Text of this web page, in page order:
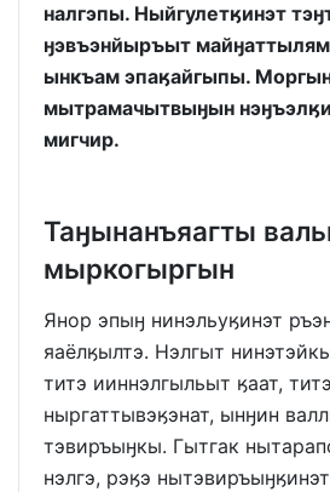
налгэпы. Ныйгулетӄинэт
ӈэвъэнйыръыт
ынкъам эпаӄайгыпы.
мытрамачытвыӈын
мигчир.
Таӈынанъяагты
мыркогыргын
Янор эпыӈ нинэльуӄинэт
яаёлӄылтэ. Нэлгыт
титэ ииннэлгыльыт ӄаат,
ныргаттывэӄэнат, ынӈин
тэвиръыӈкы. Гытгак
нэлгэ, рэӄэ